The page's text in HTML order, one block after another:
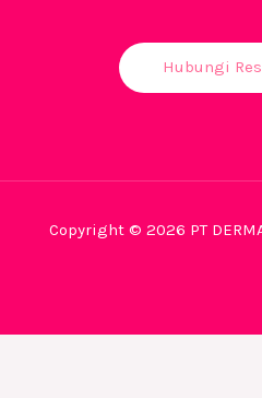
Hubungi
Copyright © 2026 PT